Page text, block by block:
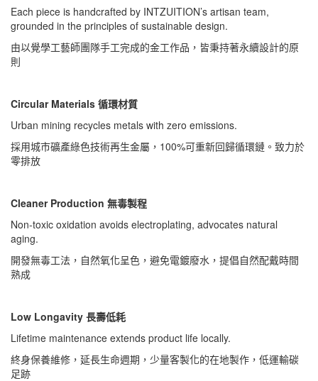
Each piece is handcrafted by INTZUITION’s artisan team,
grounded in the principles of sustainable design.
由以覺學工藝師團隊手工完成的金工作品，皆秉持著永續設計的原
則
Circular Materials 循環材質
Urban mining recycles metals with zero emissions.
採用城市礦產綠色技術再生金屬，100%可重新回歸循環鏈。致力於
零排放
Cleaner Production 無毒製程
Non-toxic oxidation avoids electroplating, advocates natural
aging.
開發無毒工法，自然氧化呈色，避免電鍍廢水，提倡自然配戴時間
熟成
Low Longavity 長壽低耗
Lifetime maintenance extends product life locally.
終身保養維修，延長生命週期，少量客製化的在地製作，低運輸碳
足跡